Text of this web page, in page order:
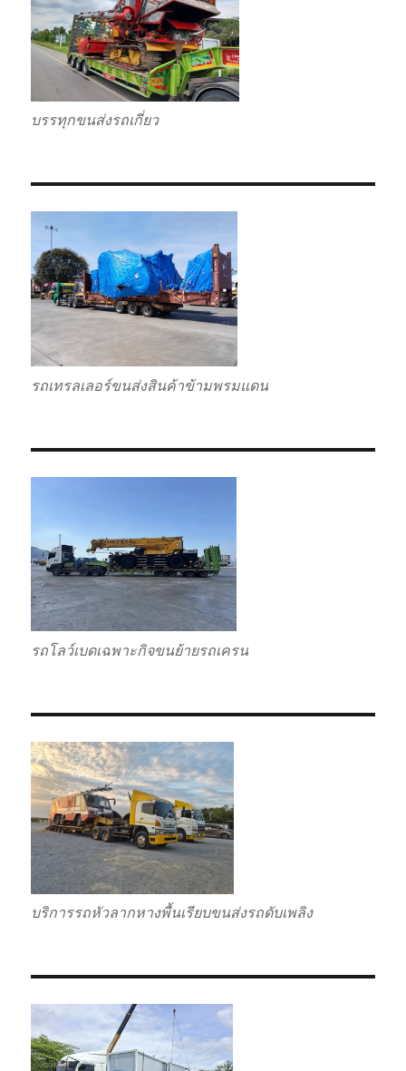
บรรทุกขนส่งรถเกี่ยว
รถเทรลเลอร์ขนส่งสินค้าข้ามพรมแดน
รถโลว์เบดเฉพาะกิจขนย้ายรถเครน
บริการรถหัวลากหางพื้นเรียบขนส่งรถดับเพลิง